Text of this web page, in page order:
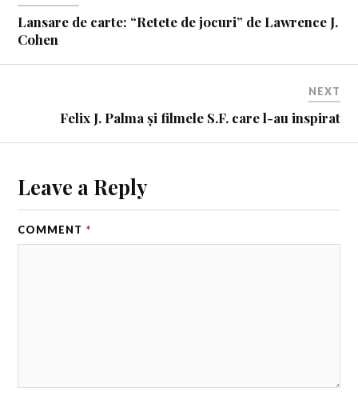
Lansare de carte: “Retete de jocuri” de Lawrence J.
Cohen
NEXT
Felix J. Palma și filmele S.F. care l-au inspirat
Leave a Reply
COMMENT *